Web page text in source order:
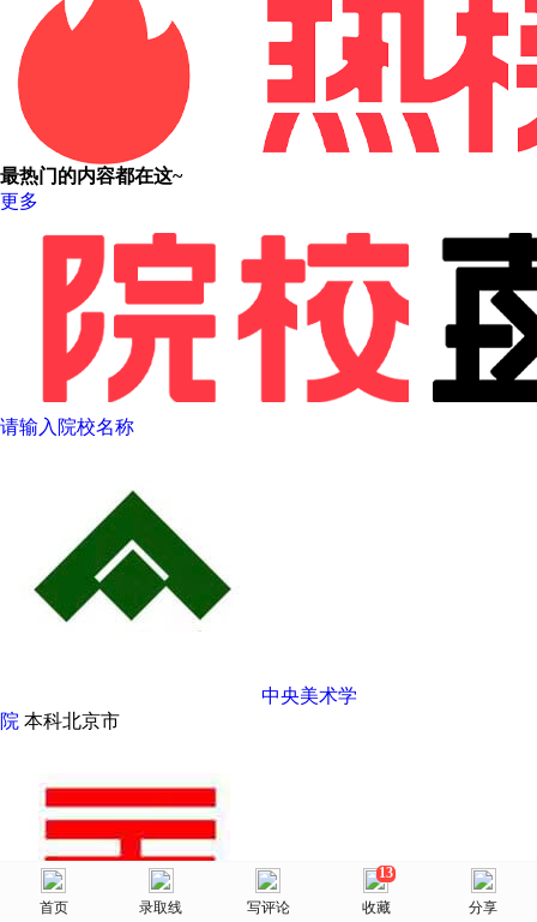
首页
美术网
选择省份 院校库 消息 我的
最热门的内容都在这~
更多
请输入院校名称
中央美术学
院 本科北京市
首页 录取线 写评论
13
收藏 分享